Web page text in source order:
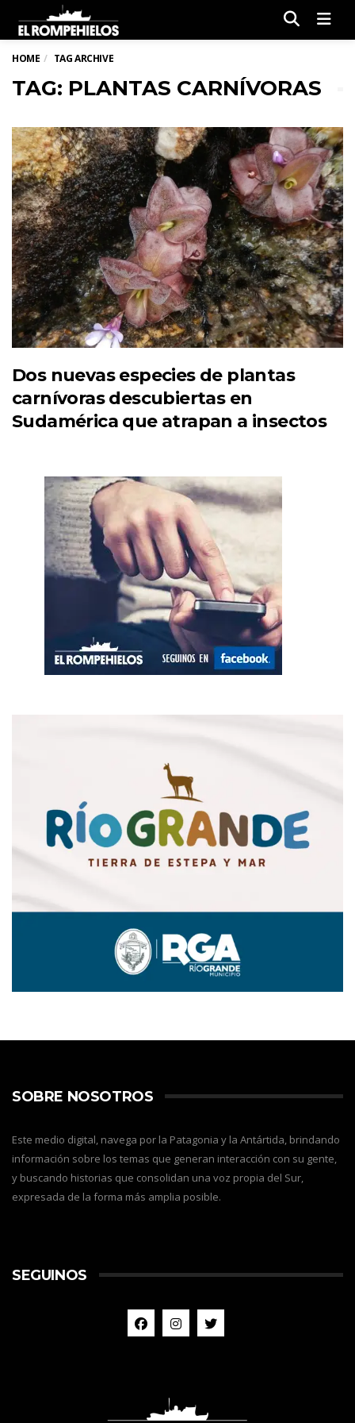
HOME TAG ARCHIVE
TAG: PLANTAS CARNÍVORAS
Dos nuevas especies de plantas
carnívoras descubiertas en
Sudamérica que atrapan a insectos
SOBRE NOSOTROS
Este medio digital, navega por la Patagonia y la Antártida, brindando
información sobre los temas que generan interacción con su gente,
y buscando historias que consolidan una voz propia del Sur,
expresada de la forma más amplia posible.
SEGUINOS